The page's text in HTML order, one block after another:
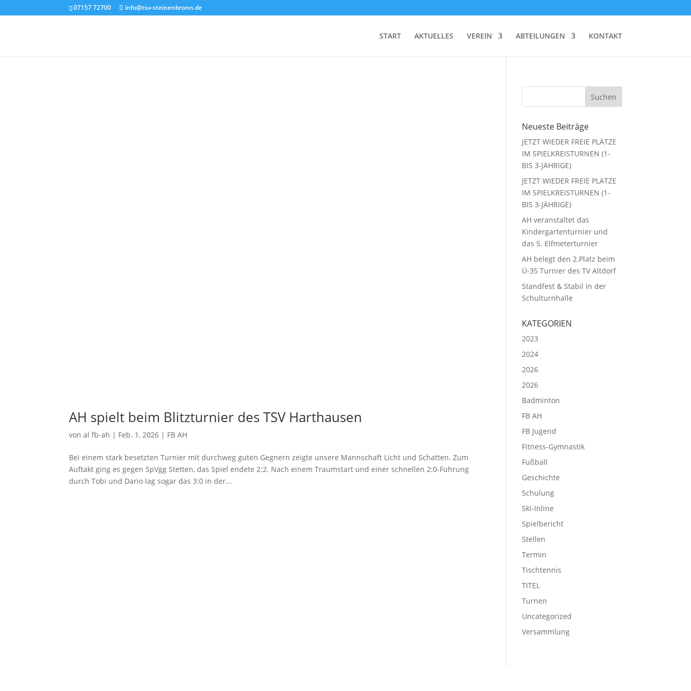
07157 72700 info@tsv-steinenbronn.de
START AKTUELLES VEREIN ABTEILUNGEN KONTAKT
AH spielt beim Blitzturnier des TSV Harthausen
vonal fb-ah | Feb. 1, 2026 | FB AH
Bei einem stark besetzten Turnier mit durchweg guten Gegnern zeigte unsere Mannschaft Licht und Schatten. Zum
Auftakt ging es gegen SpVgg Stetten, das Spiel endete 2:2. Nach einem Traumstart und einer schnellen 2:0-Führung
durch Tobi und Dario lag sogar das 3:0 in der...
Suchen
Neueste Beiträge
JETZT WIEDER FREIE PLÄTZE
IM SPIELKREISTURNEN (1-
BIS 3-JÄHRIGE)
JETZT WIEDER FREIE PLÄTZE
IM SPIELKREISTURNEN (1-
BIS 3-JÄHRIGE)
AH veranstaltet das
Kindergartenturnier und
das 5. Elfmeterturnier
AH belegt den 2.Platz beim
Ü-35 Turnier des TV Altdorf
Standfest & Stabil in der
Schulturnhalle
KATEGORIEN
2023
2024
2026
2026
Badminton
FB AH
FB Jugend
Fitness-Gymnastik
Fußball
Geschichte
Schulung
Ski-Inline
Spielbericht
Stellen
Termin
Tischtennis
TITEL
Turnen
Uncategorized
Versammlung